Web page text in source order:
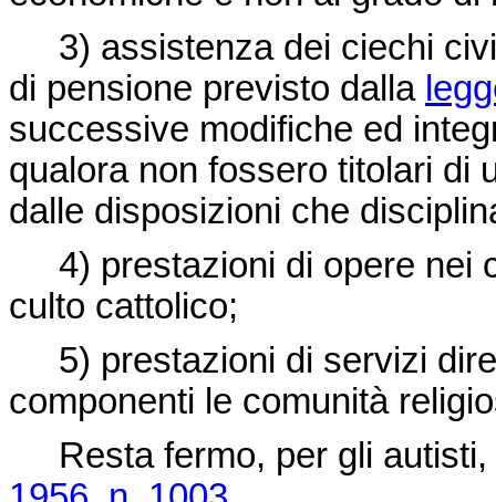
3) assistenza dei ciechi
di pensione previsto dalla
successive modifiche ed
qualora non fossero titolari di
dalle disposizioni che
4) prestazioni di opere nei
culto cattolico;
5) prestazioni di servizi
componenti le comunità
Resta fermo, per gli autisti,